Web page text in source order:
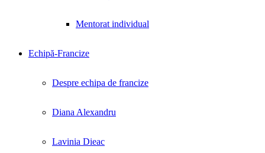
Mentorat individual
Echipă-Francize
Despre echipa de francize
Diana Alexandru
Lavinia Dieac